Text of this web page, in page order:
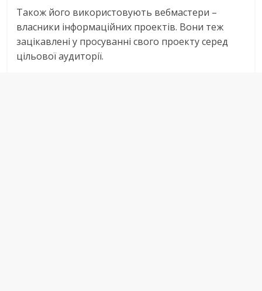
Також його використовують вебмастери –
власники інформаційних проектів. Вони теж
зацікавлені у просуванні свого проекту серед
цільової аудиторії.